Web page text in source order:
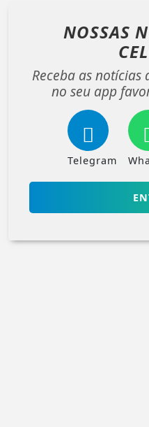
NOSSAS
Receba as
no seu app
Telegram